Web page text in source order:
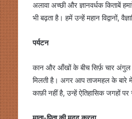
अलावा अच्छी और ज्ञानवर्धक किताबें
भी बढ़ता है। हमें उन्हें महान विद्वानों,
पर्यटन
कान और आँखों के बीच सिर्फ़ चार अंगुल
मिलती है। अगर आप ताजमहल के बारे में
काफ़ी नहीं है, उन्हें ऐतिहासिक जगहों पर